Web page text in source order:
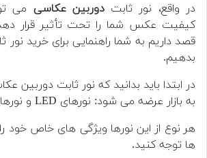
در واقع، نور ثابتدوربین عکاسی می
کیفیت عکس شما را تحت تأثیر قرار دهد.
قصد داریم به شما راهنمایی برای خرید
بدهیم.
در ابتدا باید بدانید که نور ثابت دوربین
به بازار عرضه می شود: نورهای LED و نورهای فلورسنت.
هر نوع از این نورها ویژگی های خاص خود را
ها توجه کنید.